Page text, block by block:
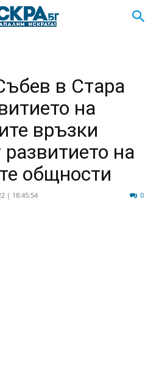
в Стара
на
връзки
развитието на
общности
| 18:45:54 0